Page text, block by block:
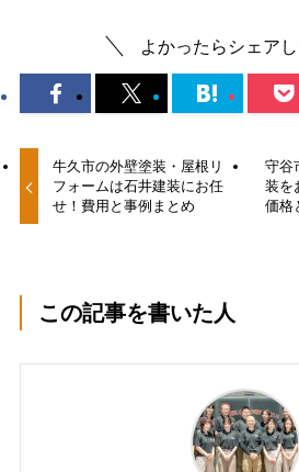
よかったらシェアし
牛久市の外壁塗装・屋根リ
フォームは石井建装にお任
せ！費用と事例まとめ
守谷
装を
価格
この記事を書いた人